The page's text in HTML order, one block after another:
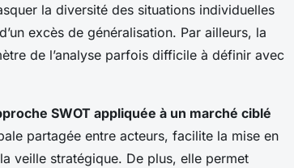
la diversité des situations individuelles
excès de généralisation. Par ailleurs, la
de l’analyse parfois difficile à définir avec
SWOT appliquée à un marché ciblé
partagée entre acteurs, facilite la mise en
veille stratégique. De plus, elle permet